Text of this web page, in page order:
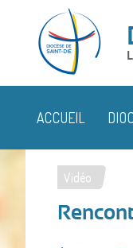
ACCUEIL
Vous
êtes
Vidéo